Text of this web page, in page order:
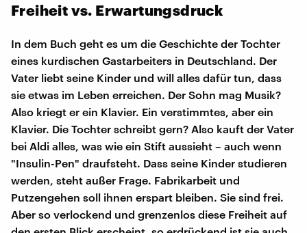
Freiheit vs. Erwartungsdruck
In dem Buch geht es um die Geschichte der Tochter
eines kurdischen Gastarbeiters in Deutschland. Der
Vater liebt seine Kinder und will alles dafür tun, dass
sie etwas im Leben erreichen. Der Sohn mag Musik?
Also kriegt er ein Klavier. Ein verstimmtes, aber ein
Klavier. Die Tochter schreibt gern? Also kauft der Vater
bei Aldi alles, was wie ein Stift aussieht – auch wenn
"Insulin-Pen" draufsteht. Dass seine Kinder studieren
werden, steht außer Frage. Fabrikarbeit und
Putzengehen soll ihnen erspart bleiben. Sie sind frei.
Aber so verlockend und grenzenlos diese Freiheit auf